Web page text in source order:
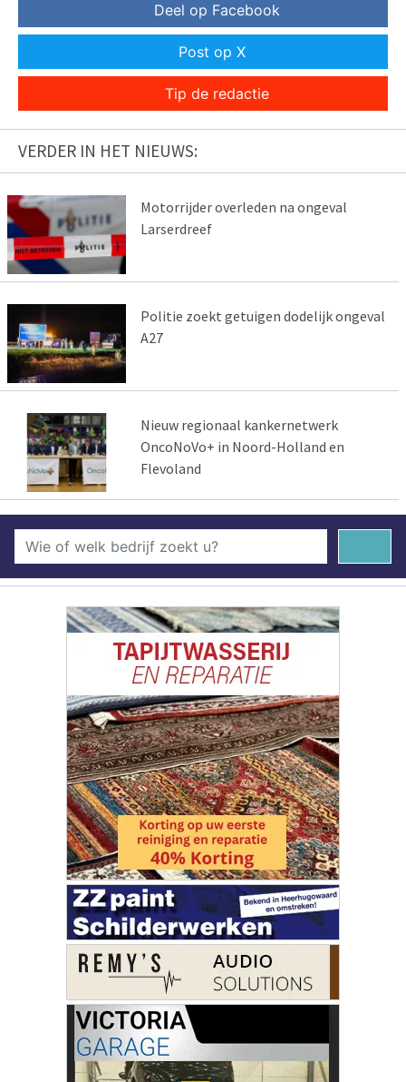
Deel op Facebook
Post op X
Tip de redactie
VERDER IN HET NIEUWS:
Motorrijder overleden na ongeval
Larserdreef
Politie zoekt getuigen dodelijk ongeval
A27
Nieuw regionaal kankernetwerk
OncoNoVo+ in Noord-Holland en
Flevoland